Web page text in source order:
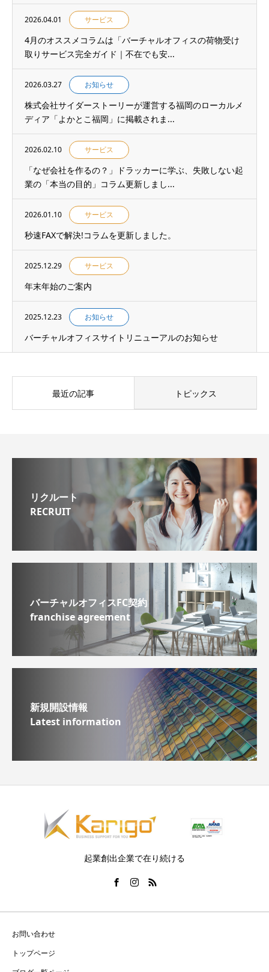
2026.04.01 サービス
4月のオススメコラムは「バーチャルオフィスの荷物受け
取りサービス完全ガイド｜不在でも安...
2026.03.27 お知らせ
株式会社サイダーストーリーが運営する福岡のローカルメ
ディア「よかとこ福岡」に掲載されま...
2026.02.10 サービス
「なぜ会社を作るの？」ドラッカーに学ぶ、失敗しない起
業の「本当の目的」コラム更新しまし...
2026.01.10 サービス
秒速FAXで解決!コラムを更新しました。
2025.12.29 サービス
年末年始のご案内
2025.12.23 お知らせ
バーチャルオフィスサイトリニューアルのお知らせ
最近の記事 トピックス
リクルート
RECRUIT
バーチャルオフィスFC契約
franchise agreement
新規開設情報
Latest information
起業創出企業で在り続ける
お問い合わせ
トップページ